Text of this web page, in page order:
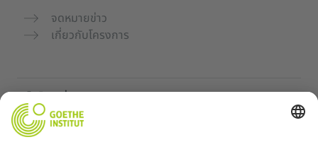
จดหมายข่าว
เกี่ยวกับโครงการ
เว็บไซต์เพิ่มเติม